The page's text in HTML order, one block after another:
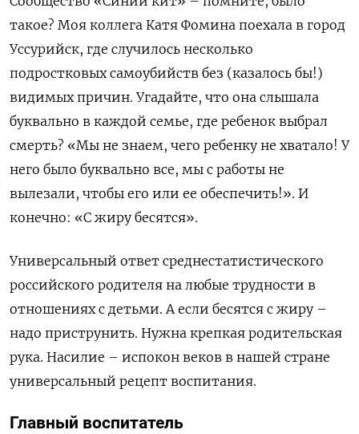
такое? Моя коллега Катя Фомина поехала в город
Уссурийск, где случилось несколько
подростковых самоубийств без (казалось бы!)
видимых причин. Угадайте, что она слышала
буквально в каждой семье, где ребенок выбрал
смерть? «Мы не знаем, чего ребенку не хватало! У
него было буквально все, мы с работы не
вылезали, чтобы его или ее обеспечить!». И
конечно: «С жиру бесятся».
Универсальный ответ среднестатистического
российского родителя на любые трудности в
отношениях с детьми. А если бесятся с жиру –
надо приструнить. Нужна крепкая родительская
рука. Насилие – испокон веков в нашей стране
универсальный рецепт воспитания.
Главный воспитатель